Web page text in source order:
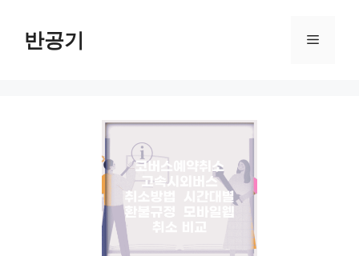
반공기 메